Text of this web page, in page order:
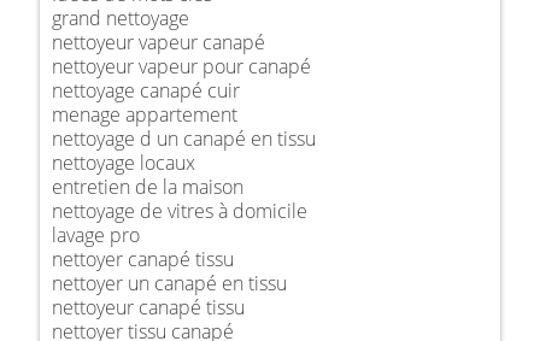
grand nettoyage
nettoyeur vapeur canapé
nettoyeur vapeur pour canapé
nettoyage canapé cuir
menage appartement
nettoyage d un canapé en tissu
nettoyage locaux
entretien de la maison
nettoyage de vitres à domicile
lavage pro
nettoyer canapé tissu
nettoyer un canapé en tissu
nettoyeur canapé tissu
nettoyer tissu canapé